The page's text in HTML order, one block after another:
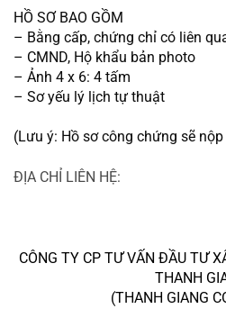
HỒ SƠ BAO GỒM
– Bằng cấp, chứng chỉ có liên
– CMND, Hộ khẩu bản photo
– Ảnh 4 x 6: 4 tấm
– Sơ yếu lý lịch tự thuật
(Lưu ý: Hồ sơ công chứng sẽ
ĐỊA CHỈ LIÊN HỆ:
CÔNG TY CP TƯ VẤN ĐẦU TƯ
THANH
(THANH GIANG